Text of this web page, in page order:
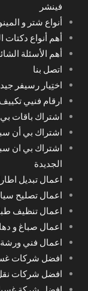
فينشر
أنواع شتر و
أهم أنواع
أهم الأسئلة
اتصل بنا
اختِيار رسيفر جيد برمجة
ارقام فنيي
اشتراك باقات
اشتراك بي أن
الجديدة
اعمال تبديل
اعمال تصليح
اعمال تنظيف
اعمال صباغ و
اعمال فني ورشة
افضل شركات
افضل شركات